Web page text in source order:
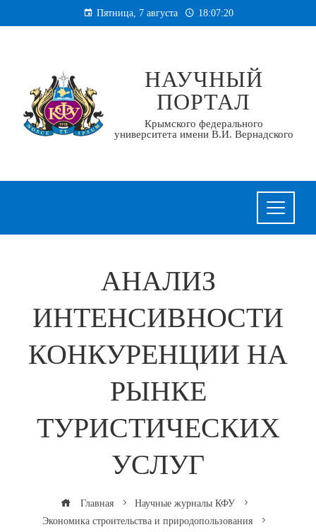
к
Пятница, 7 августа 18:07:21
НАУЧНЫЙ
ПОРТАЛ
Крымского федерального
университета имени В.И. Вернадского
АНАЛИЗ
ИНТЕНСИВНОСТИ
КОНКУРЕНЦИИ НА
РЫНКЕ
ТУРИСТИЧЕСКИХ
УСЛУГ
Главная
Научные журналы КФУ
Экономика строительства и природопользования